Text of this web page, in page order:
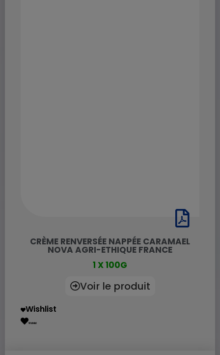
CRÈME RENVERSÉE NAPPÉE CARAMAEL
NOVA AGRI-ETHIQUE FRANCE
1 X 100G
Voir le produit
Wishlist
Wishlist